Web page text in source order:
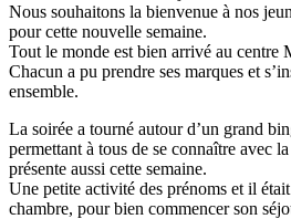
Nous souhaitons la bienvenue à nos
pour cette nouvelle semaine.
Tout le monde est bien arrivé au centre
Chacun a pu prendre ses marques et
ensemble.
La soirée a tourné autour d’un grand
permettant à tous de se connaître avec
présente aussi cette semaine.
Une petite activité des prénoms et il
chambre, pour bien commencer son